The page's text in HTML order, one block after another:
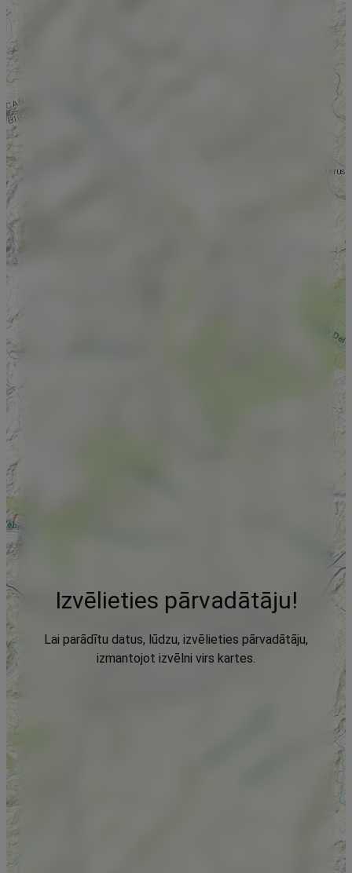
Izvēlieties pārvadātāju!
Lai parādītu datus, lūdzu, izvēlieties pārvadātāju,
izmantojot izvēlni virs kartes.